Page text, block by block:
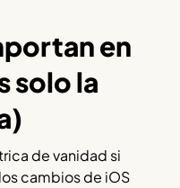
en
solo la
de vanidad si
cambios de iOS